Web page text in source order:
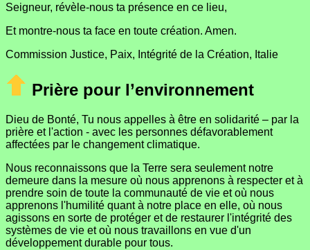
Seigneur, révèle-nous ta présence en ce lieu,
Et montre-nous ta face en toute création. Amen.
Commission Justice, Paix, Intégrité de la Création, Italie
Prière pour l’environnement
Dieu de Bonté, Tu nous appelles à être en solidarité – par la
prière et l'action - avec les personnes défavorablement
affectées par le changement climatique.
Nous reconnaissons que la Terre sera seulement notre
demeure dans la mesure où nous apprenons à respecter et à
prendre soin de toute la communauté de vie et où nous
apprenons l'humilité quant à notre place en elle, où nous
agissons en sorte de protéger et de restaurer l'intégrité des
systèmes de vie et où nous travaillons en vue d'un
développement durable pour tous.